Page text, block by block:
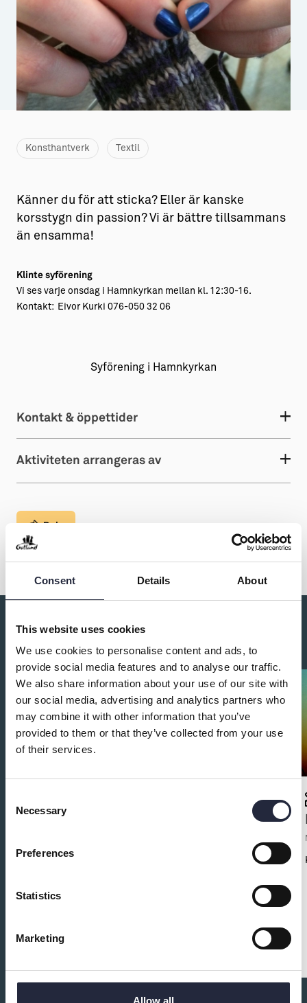
Consent Details About
This website uses cookies
We use cookies to personalise content and ads, to
provide social media features and to analyse our traffic.
We also share information about your use of our site with
our social media, advertising and analytics partners who
may combine it with other information that you’ve
provided to them or that they’ve collected from your use
of their services.
Selection
Necessary
Preferences
Statistics
Marketing
Allow all
Sustainable Plejs
Möten & kongresser
Hansestaden världsarv
Almedalsveckan
Visby Centrum
→ Gutamål och gotländska
Allt om bostad
→ Hyra bostad
→ Köpa bostad
Allt om livet på Ön
→ Föreningsliv
→ Idrottsliv
→ Tonårsliv
Barn & Familj
Konsthantverk Textil
Känner du för att sticka? Eller är kanske
korsstygn din passion? Vi är bättre tillsammans
än ensamma!
Klinte syförening
Vi ses varje onsdag i Hamnkyrkan mellan kl. 12:30-16.
Kontakt: Eivor Kurki 076-050 32 06
Syförening i Hamnkyrkan
Kontakt & öppettider
Aktiviteten arrangeras av
Dela
Du kanske också är intresserad av:
Barnverksamhet i Klintepastorat
Alla vardagar i veckan har vi aktiviteter för barn och